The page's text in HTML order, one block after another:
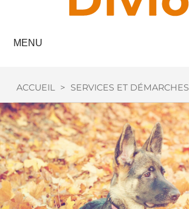
MENU
ACCUEIL > SERVICES ET DÉMARCHES